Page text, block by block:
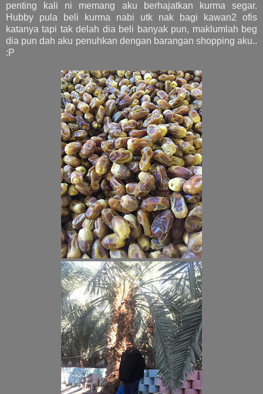
penting kali ni memang aku berhajatkan kurma segar.
Hubby pula beli kurma nabi utk nak bagi kawan2 ofis
katanya tapi tak delah dia beli banyak pun, maklumlah beg
dia pun dah aku penuhkan dengan barangan shopping aku..
:P